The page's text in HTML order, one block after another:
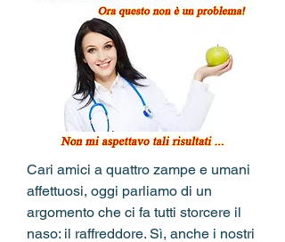
Cari amici a quattro zampe e umani
affettuosi, oggi parliamo di un
argomento che ci fa tutti storcere il
naso: il raffreddore. Sì, anche i nostri